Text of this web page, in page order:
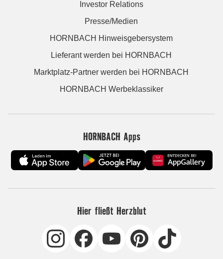
Investor Relations
Presse/Medien
HORNBACH Hinweisgebersystem
Lieferant werden bei HORNBACH
Marktplatz-Partner werden bei HORNBACH
HORNBACH Werbeklassiker
HORNBACH Apps
Hier fließt Herzblut